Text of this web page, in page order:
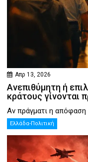
Απρ 13, 2026
Ανεπιθύμητη ή
κράτους γίνονται
Αν πράγματι η απόφαση
Ελλάδα-Πολιτική